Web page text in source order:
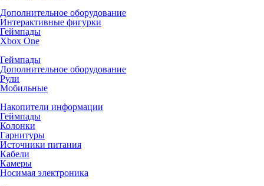
Дополнительное оборудование
Интерактивные фигурки
Геймпады
Xbox One
Геймпады
Дополнительное оборудование
Рули
Мобильные
Накопители информации
Геймпады
Колонки
Гарнитуры
Источники питания
Кабели
Камеры
Носимая электроника